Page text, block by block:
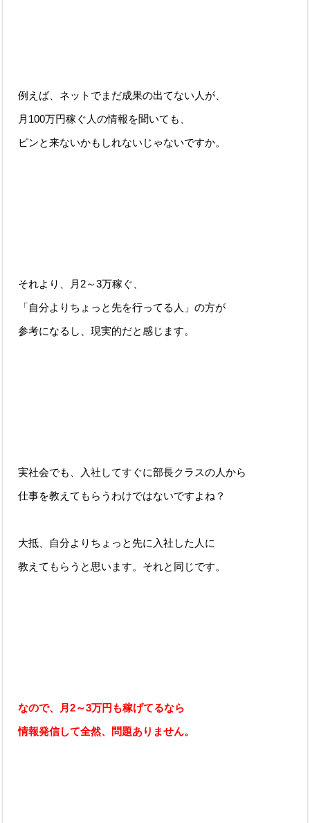
例えば、ネットでまだ成果の出てない人が、
月100万円稼ぐ人の情報を聞いても、
ピンと来ないかもしれないじゃないですか。
それより、月2～3万稼ぐ、
「自分よりちょっと先を行ってる人」の方が
参考になるし、現実的だと感じます。
実社会でも、入社してすぐに部長クラスの人から
仕事を教えてもらうわけではないですよね？
大抵、自分よりちょっと先に入社した人に
教えてもらうと思います。それと同じです。
なので、月2～3万円も稼げてるなら
情報発信して全然、問題ありません。